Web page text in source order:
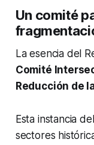
Un comité
La esencia del
Comité
Reducción de
Esta instancia
sectores